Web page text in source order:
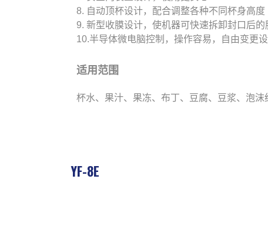
8. 自动顶杯设计，配合调整各种不同杯身高度
9. 新型收膜设计，使机器可快速拆卸封口后的
10.半导体微电脑控制，操作容易，自由变更
适用范围
杯水、果汁、果冻、布丁、豆腐、豆浆、泡沫
YF-8E